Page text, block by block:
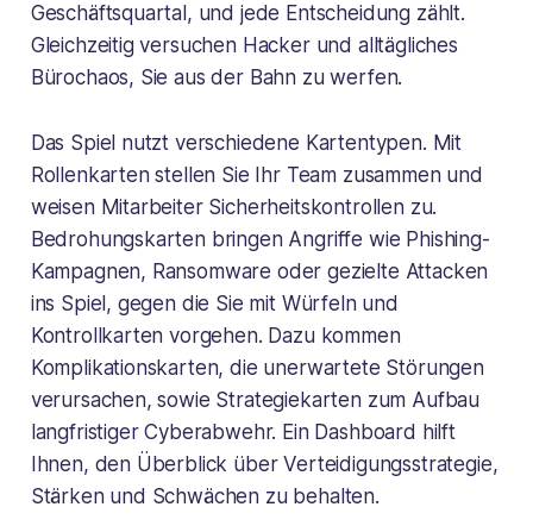
Geschäftsquartal, und jede Entscheidung zählt.
Gleichzeitig versuchen Hacker und alltägliches
Bürochaos, Sie aus der Bahn zu werfen.
Das Spiel nutzt verschiedene Kartentypen. Mit
Rollenkarten stellen Sie Ihr Team zusammen und
weisen Mitarbeiter Sicherheitskontrollen zu.
Bedrohungskarten bringen Angriffe wie Phishing-
Kampagnen, Ransomware oder gezielte Attacken
ins Spiel, gegen die Sie mit Würfeln und
Kontrollkarten vorgehen. Dazu kommen
Komplikationskarten, die unerwartete Störungen
verursachen, sowie Strategiekarten zum Aufbau
langfristiger Cyberabwehr. Ein Dashboard hilft
Ihnen, den Überblick über Verteidigungsstrategie,
Stärken und Schwächen zu behalten.